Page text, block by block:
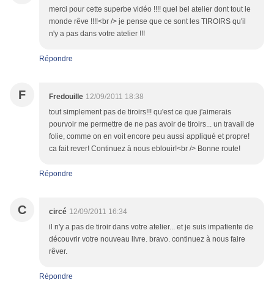
merci pour cette superbe vidéo !!!! quel bel atelier dont tout le
monde rêve !!!!<br /> je pense que ce sont les TIROIRS qu'il
n'y a pas dans votre atelier !!!
Répondre
F Fredouille 12/09/2011 18:38
tout simplement pas de tiroirs!!! qu'est ce que j'aimerais
pourvoir me permettre de ne pas avoir de tiroirs... un travail de
folie, comme on en voit encore peu aussi appliqué et propre!
ca fait rever! Continuez à nous eblouir!<br /> Bonne route!
Répondre
C circé 12/09/2011 16:34
il n'y a pas de tiroir dans votre atelier... et je suis impatiente de
découvrir votre nouveau livre. bravo. continuez à nous faire
rêver.
Répondre